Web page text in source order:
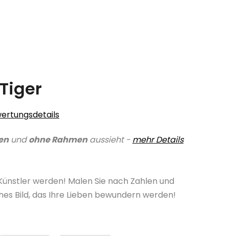
undohne Rahmenaussieht - mehr Details
werden! Malen Sie nach Zahlen und
Bild, das Ihre Lieben bewundern werden!